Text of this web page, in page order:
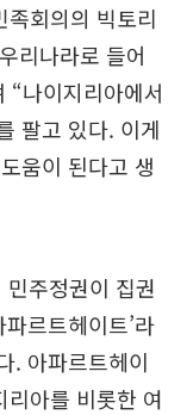
회의의 빅토리
리나라로 들어
“나이지리아에서
팔고 있다. 이게
움이 된다고 생
주정권이 집권
르트헤이트’라
. 아파르트헤이
아를 비롯한 여